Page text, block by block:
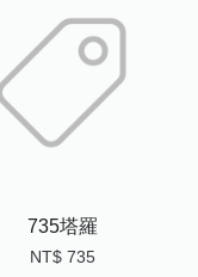
735塔羅
NT$ 735